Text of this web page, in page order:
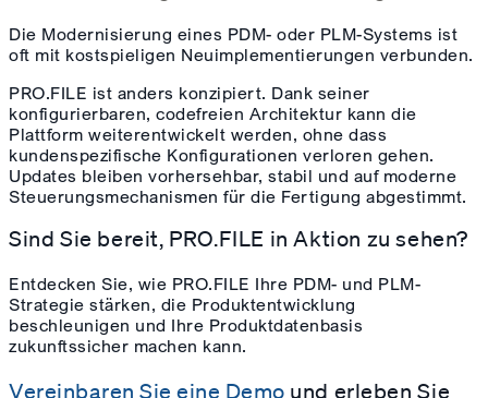
Die Modernisierung eines PDM- oder PLM-Systems ist
oft mit kostspieligen Neuimplementierungen verbunden.
PRO.FILE ist anders konzipiert. Dank seiner
konfigurierbaren, codefreien Architektur kann die
Plattform weiterentwickelt werden, ohne dass
kundenspezifische Konfigurationen verloren gehen.
Updates bleiben vorhersehbar, stabil und auf moderne
Steuerungsmechanismen für die Fertigung abgestimmt.
Sind Sie bereit, PRO.FILE in Aktion zu sehen?
Entdecken Sie, wie PRO.FILE Ihre PDM- und PLM-
Strategie stärken, die Produktentwicklung
beschleunigen und Ihre Produktdatenbasis
zukunftssicher machen kann.
Vereinbaren Sie eine Demo und erleben Sie